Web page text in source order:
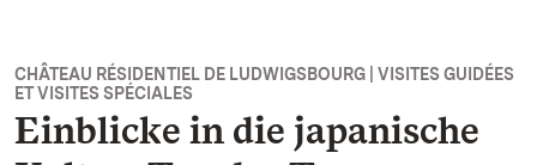
CHÂTEAU RÉSIDENTIEL DE LUDWIGSBOURG | VISITES GUIDÉES
ET VISITES SPÉCIALES
Einblicke in die japanische